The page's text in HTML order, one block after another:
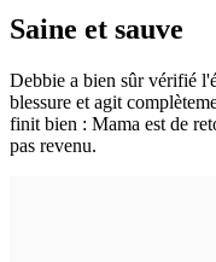
Saine et sauve
Debbie a bien sûr vérifié
blessure et agit
finit bien : Mama est de
pas revenu.